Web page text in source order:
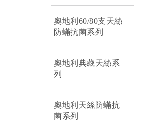
奧地利60/80支天絲
防蟎抗菌系列
奧地利典藏天絲系
列
奧地利天絲防蟎抗
菌系列